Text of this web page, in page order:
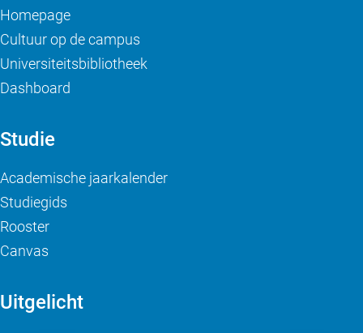
Homepage
Cultuur op de campus
Universiteitsbibliotheek
Dashboard
Studie
Academische jaarkalender
Studiegids
Rooster
Canvas
Uitgelicht